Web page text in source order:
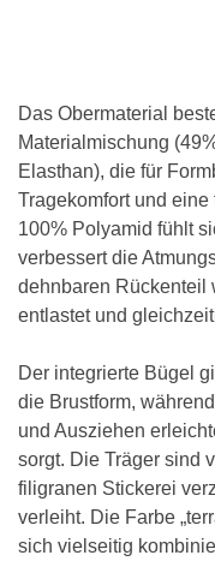
Das Obermaterial
Materialmischung
Elasthan), die für
Tragekomfort und
100% Polyamid fühlt
verbessert die
dehnbaren Rückenteil
entlastet und
Der integrierte Bügel
die Brustform,
und Ausziehen
sorgt. Die Träger sind
filigranen Stickerei
verleiht. Die Farbe
sich vielseitig